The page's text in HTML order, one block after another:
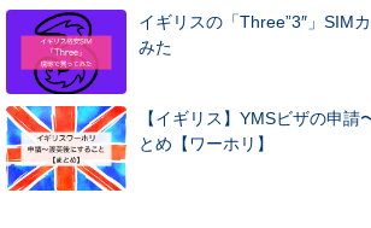
イギリスの「Three”3″」SIM
みた
【イギリス】YMSビザの申請
とめ【ワーホリ】